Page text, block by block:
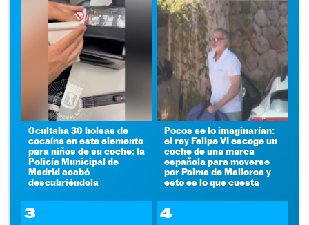
Ocultaba 30 bolsas de
cocaína en este elemento
para niños de su coche: la
Policía Municipal de
Madrid acabó
descubriéndola
Pocos se lo imaginarían:
el rey Felipe VI escoge un
coche de una marca
española para moverse
por Palma de Mallorca y
esto es lo que cuesta
3 4